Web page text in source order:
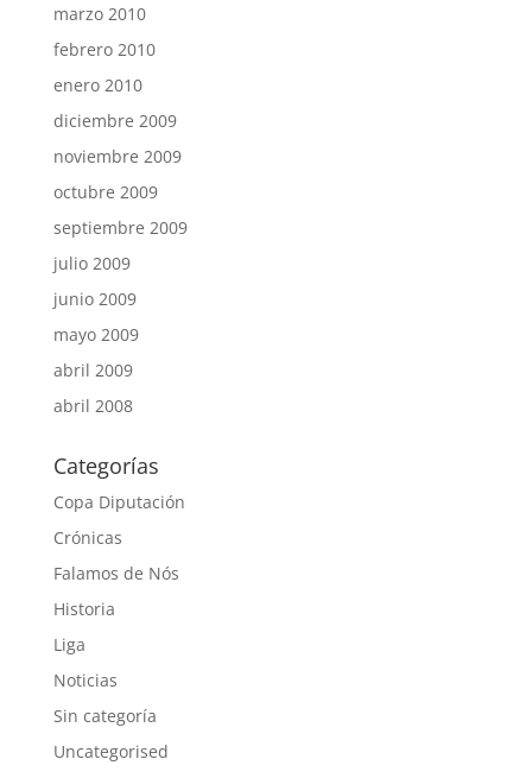
marzo 2010
febrero 2010
enero 2010
diciembre 2009
noviembre 2009
octubre 2009
septiembre 2009
julio 2009
junio 2009
mayo 2009
abril 2009
abril 2008
Categorías
Copa Diputación
Crónicas
Falamos de Nós
Historia
Liga
Noticias
Sin categoría
Uncategorised